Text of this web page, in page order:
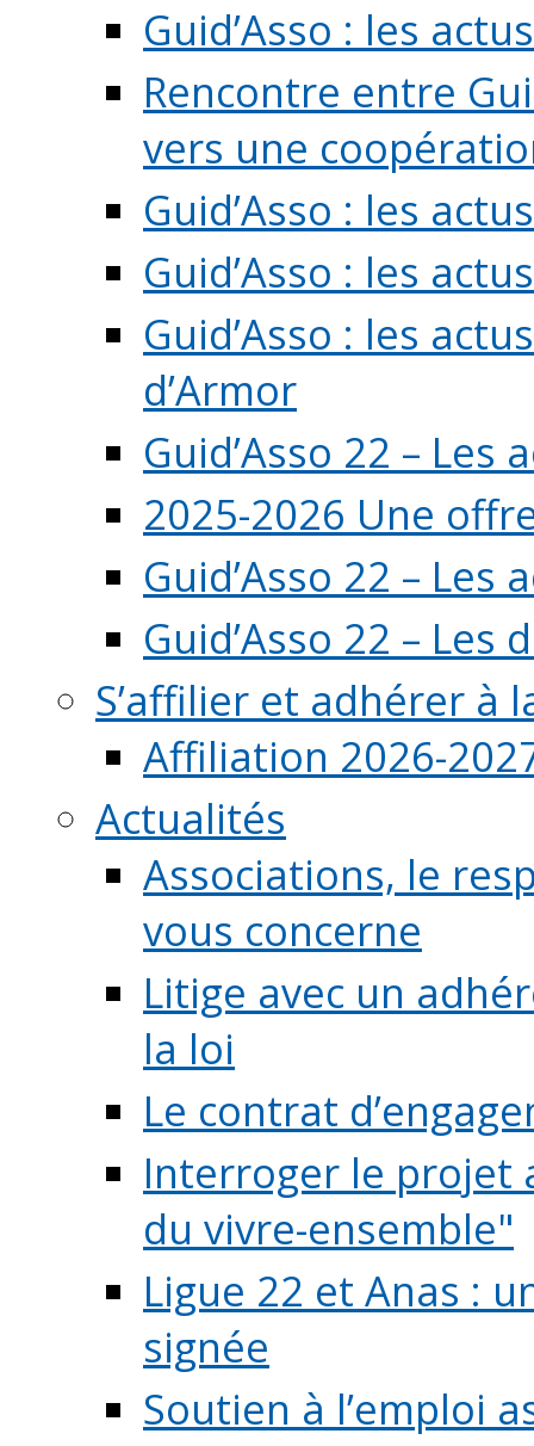
Guid’Asso : les
Rencontre entre
vers une
Guid’Asso : les
Guid’Asso : les
Guid’Asso : les
d’Armor
Guid’Asso 22 – Les
2025-2026 Une
Guid’Asso 22 –
Guid’Asso 22 – Les
S’affilier et adhérer à
Affiliation 2026-
Actualités
Associations, le
vous concerne
Litige avec un
la loi
Le contrat
Interroger le projet
du vivre-ensemble"
Ligue 22 et Anas :
signée
Soutien à l’emploi